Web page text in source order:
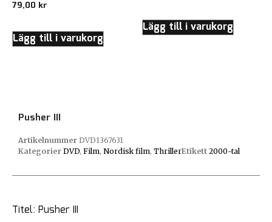
Pusher III
Artikelnummer DVD1367631
Kategorier DVD, Film, Nordisk film, ThrillerEtikett 2000-tal
Titel: Pusher III
79,00 kr
Lägg till i varukorg
Lägg till i varukorg